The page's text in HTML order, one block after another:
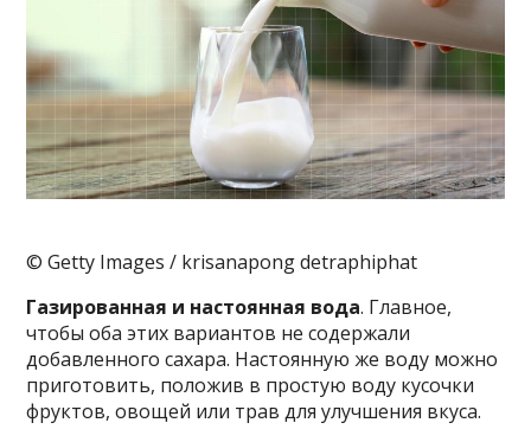
© Getty Images / krisanapong detraphiphat
Газированная и настоянная вода. Главное,
чтобы оба этих вариантов не содержали
добавленного сахара. Настоянную же воду можно
приготовить, положив в простую воду кусочки
фруктов, овощей или трав для улучшения вкуса.